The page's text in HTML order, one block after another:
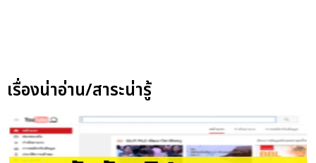
เรื่องน่าอ่าน/สาระน่ารู้